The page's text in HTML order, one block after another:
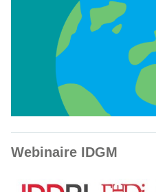
Webinaire IDGM